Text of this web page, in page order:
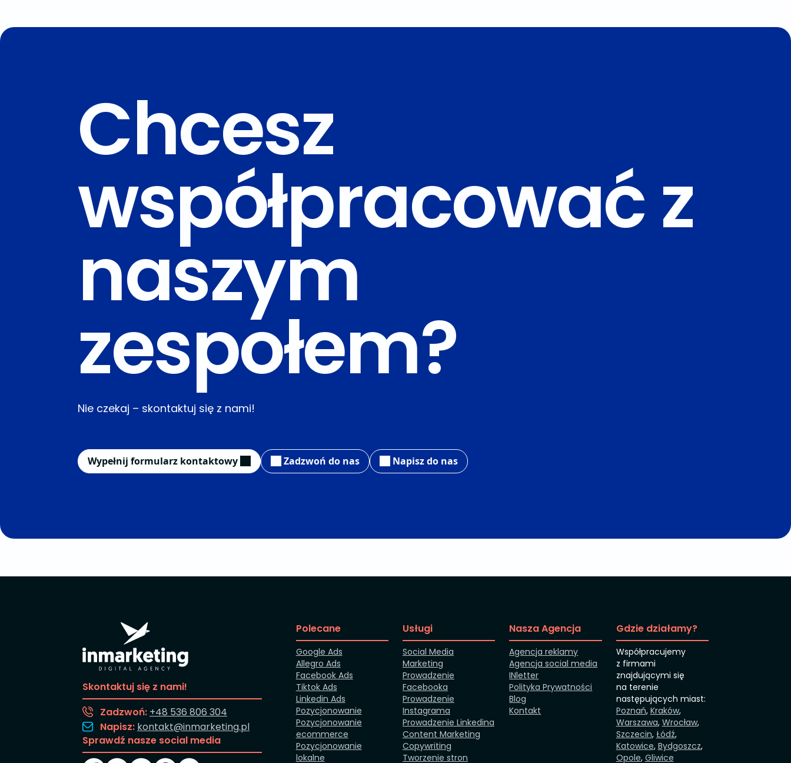
Chcesz
współpracować z
naszym
zespołem?
Nie czekaj – skontaktuj się z nami!
Wypełnij formularz kontaktowy Zadzwoń do nas Napisz do nas
Skontaktuj się z nami!
Zadzwoń: +48 536 806 304
Napisz: kontakt@inmarketing.pl
Sprawdź nasze social media
Polecane
Google Ads
Allegro Ads
Facebook Ads
Tiktok Ads
Linkedin Ads
Pozycjonowanie
Pozycjonowanie
ecommerce
Pozycjonowanie
lokalne
Usługi
Social Media
Marketing
Prowadzenie
Facebooka
Prowadzenie
Instagrama
Prowadzenie Linkedina
Content Marketing
Copywriting
Tworzenie stron
Nasza Agencja
Agencja reklamy
Agencja social media
INletter
Polityka Prywatności
Blog
Kontakt
Gdzie działamy?
Współpracujemy
z firmami
znajdującymi się
na terenie
następujących miast:
Poznań, Kraków,
Warszawa, Wrocław,
Szczecin, Łódź,
Katowice, Bydgoszcz,
Opole, Gliwice